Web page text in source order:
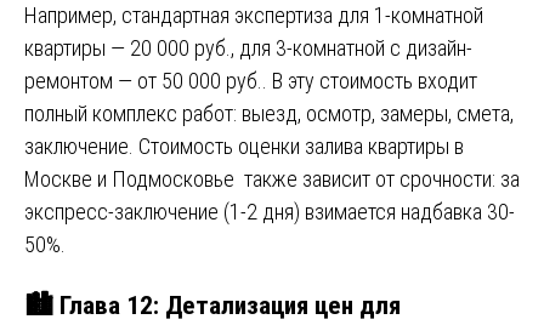
Например, стандартная экспертиза для 1-комнатной
квартиры — 20 000 руб., для 3-комнатной с дизайн-
ремонтом — от 50 000 руб.. В эту стоимость входит
полный комплекс работ: выезд, осмотр, замеры, смета,
заключение. Стоимость оценки залива квартиры в
Москве и Подмосковье также зависит от срочности: за
экспресс-заключение (1-2 дня) взимается надбавка 30-
50%.
🏙️ Глава 12: Детализация цен для